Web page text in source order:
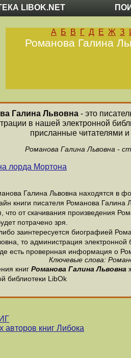
LIBOK.NET
А Б В Г Д Е Ж З
Романова Галина
Галина Львовна- это
в нашей электронной
присланные читателями
Романова Галина Львовна -
лорда Мортона
Галина Львовна находятся в
книги писателя Романова
что от скачивания произведения
потрачено зря.
заинтересуется биографией
то администрация
есть провернная информация о
Ключевые слова:
книг Романова Галина Львовна
библиотеки LibOk
книг Либока